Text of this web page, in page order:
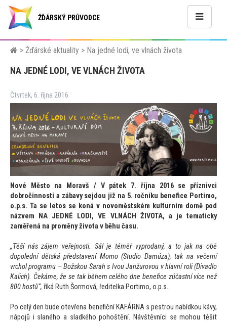
ŽĎÁRSKÝ PRŮVODCE
> Žďárské aktuality > Na jedné lodi, ve vlnách života
NA JEDNÉ LODI, VE VLNÁCH ŽIVOTA
Čtvrtek, 6. října 2016
Nové Město na Moravš / V pátek 7. října 2016 se příznivci
dobročinnosti a zábavy sejdou již na 5. ročníku benefice Portimo,
o.p.s. Ta se letos se koná v novoměstském kulturním domě pod
názvem NA JEDNÉ LODI, VE VLNÁCH ŽIVOTA, a je tematicky
zaměřená na proměny života v běhu času.
„Těší nás zájem veřejnosti. Sál je téměř vyprodaný, a to jak na obě
dopolední dětská představení Momo (Studio Damúza), tak na večerní
vrchol programu – Božskou Sarah s Ivou Janžurovou v hlavní roli (Divadlo
Kalich). Čekáme, že se tak během celého dne benefice zúčastní více než
800 hostů“, říká Ruth Šormová, ředitelka Portimo, o.p.s.
Po celý den bude otevřena benefiční KAFÁRNA s pestrou nabídkou kávy,
nápojů i slaného a sladkého pohoštění. Návštěvníci se mohou těšit